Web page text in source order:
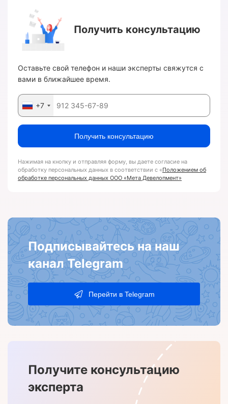
Получить консультацию
Оставьте свой телефон и наши эксперты свяжутся с
вами в ближайшее время.
+7
Получить консультацию
Нажимая на кнопку и отправляя форму, вы даете согласие на
обработку персональных данных в соответствии с «Положением об
обработке персональных данных ООО «Мета Девелопмент»
Подписывайтесь на наш
канал Telegram
Перейти в Telegram
Получите консультацию
эксперта